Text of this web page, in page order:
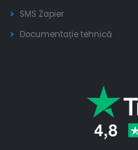
SMS Zapier
Documentație tehnică